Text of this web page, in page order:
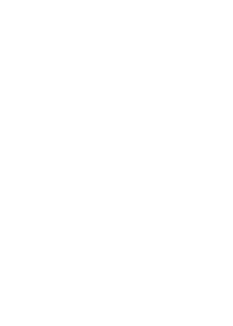
les détenteurs de BTR